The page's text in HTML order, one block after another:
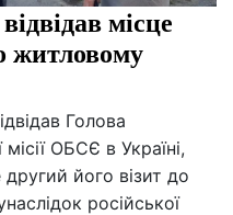
місце
житловому
Голова
ОБСЄ в Україні,
його візит до
російської